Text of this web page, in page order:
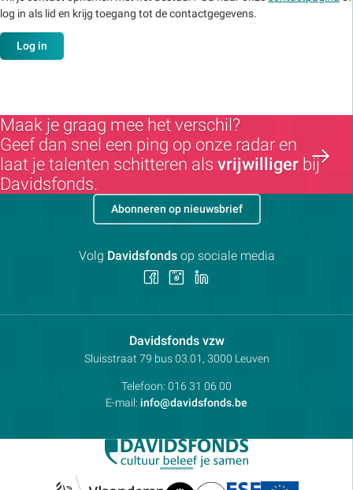
log in als lid en krijg toegang tot de contactgegevens.
Log in
Maak je graag mee het verschil?
Geef dan snel een ping op onze radar en
laat je talenten schitteren als vrijwilliger bij
Davidsfonds.
Davidsfonds vzwContactpersoon:
Adres:
Sluisstraat 79 bus 03.01, 3000 Leuven
Telefoon: 016 31 06 00
E-mail: info@davidsfonds.be
Abonneren op nieuwsbrief
Volg Davidsfondsop sociale media
Volg Volg